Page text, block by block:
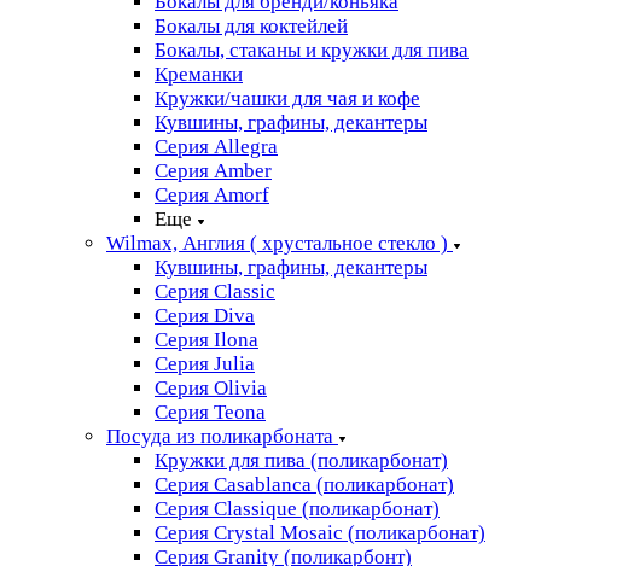
Бокалы для коктейлей
Бокалы, стаканы и кружки для пива
Креманки
Кружки/чашки для чая и кофе
Кувшины, графины, декантеры
Серия Allegra
Серия Amber
Серия Amorf
Еще
Wilmax, Англия ( хрустальное стекло )
Кувшины, графины, декантеры
Серия Classic
Серия Diva
Серия Ilona
Серия Julia
Серия Olivia
Серия Teona
Посуда из поликарбоната
Кружки для пива (поликарбонат)
Серия Casablanсa (поликарбонат)
Серия Classique (поликарбонат)
Серия Crystal Mosaic (поликарбонат)
Серия Granity (поликарбонт)